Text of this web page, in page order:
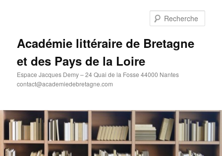
Académie littéraire de Bretagne
et des Pays de la Loire
Espace Jacques Demy – 24 Quai de la Fosse 44000 Nantes
contact@academiedebretagne.com